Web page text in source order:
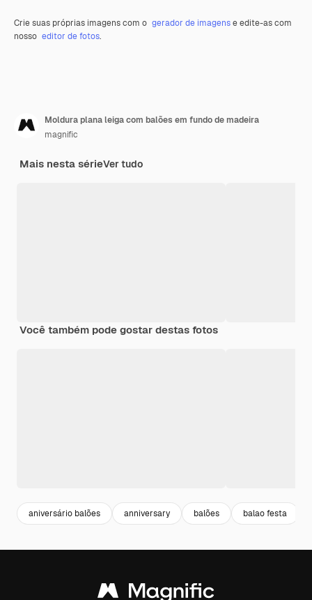
Crie suas próprias imagens com o gerador de imagense edite-as com
nosso editor de fotos.
Moldura plana leiga com balões em fundo de madeira
magnific
Mais nesta sérieVer tudo
Você também pode gostar destas fotos
aniversário balões anniversary balões balao festa